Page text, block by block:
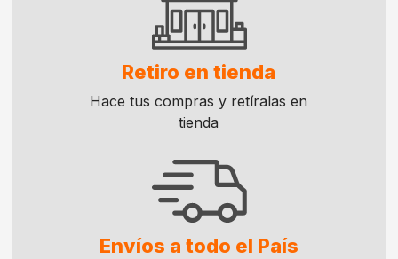
Retiro en tienda
Hace tus compras y retíralas en
tienda
Envíos a todo el País